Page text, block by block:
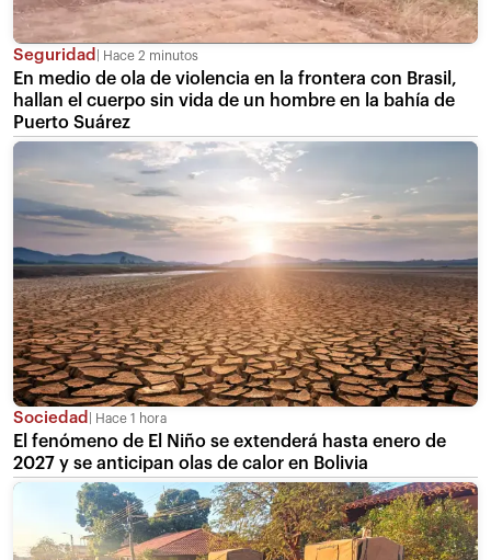
Seguridad Hace 2 minutos
En medio de ola de violencia en la frontera con Brasil,
hallan el cuerpo sin vida de un hombre en la bahía de
Puerto Suárez
Sociedad Hace 1 hora
El fenómeno de El Niño se extenderá hasta enero de
2027 y se anticipan olas de calor en Bolivia